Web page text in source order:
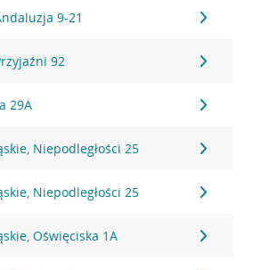
9-21
92
29A
Niepodległości 25
Niepodległości 25
Oświęciska 1A